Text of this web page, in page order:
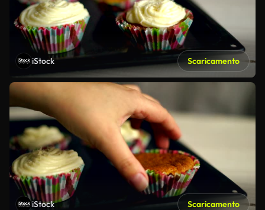
iStock Scaricamento
iStock Scaricamento